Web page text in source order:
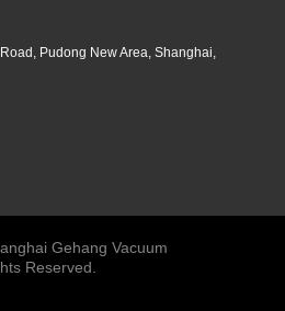
Pudong New Area, Shanghai,
Gehang Vacuum
Reserved.